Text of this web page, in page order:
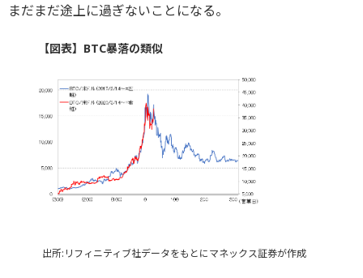
まだまだ途上に過ぎないことになる。
【図表】BTC暴落の類似
出所:リフィニティブ社データをもとにマネックス証券が作成